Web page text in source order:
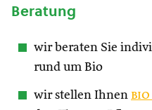
Beratung
wir beraten Sie
rund um Bio
wir stellen Ihnen